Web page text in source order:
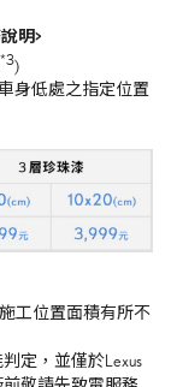
明>
*3)
身低處之指定位置
工位置面積有所不
定，並僅於Lexus